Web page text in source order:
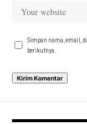
Simpan nama, email,
berikutnya.